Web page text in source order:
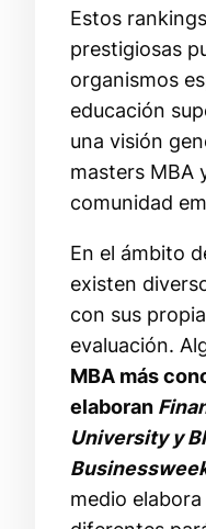
Estos
prestigiosas
organismos
educación
una visión
masters MBA
comunidad
En el ámbito
existen
con sus
evaluación.
MBA más
elaboran
University y
medio